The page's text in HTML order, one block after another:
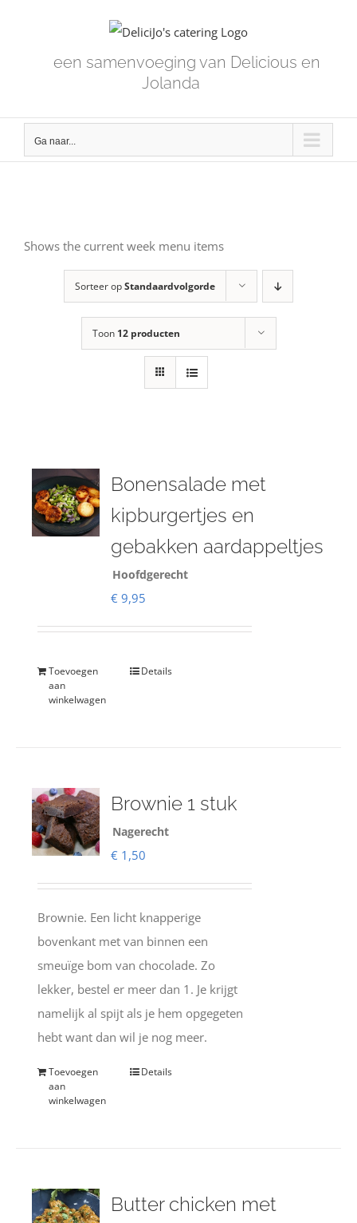
een samenvoeging van Delicious en
Jolanda
Ga naar...
Shows the current week menu items
Sorteer opStandaardvolgorde
Toon 12 producten
Bonensalade met
kipburgertjes en
gebakken aardappeltjes
Hoofdgerecht
€ 9,95
Toevoegen
aan
winkelwagen
Details
Brownie 1 stuk
Nagerecht
€ 1,50
Brownie. Een licht knapperige
bovenkant met van binnen een
smeuïge bom van chocolade. Zo
lekker, bestel er meer dan 1. Je krijgt
namelijk al spijt als je hem opgegeten
hebt want dan wil je nog meer.
Toevoegen
aan
winkelwagen
Details
Butter chicken met